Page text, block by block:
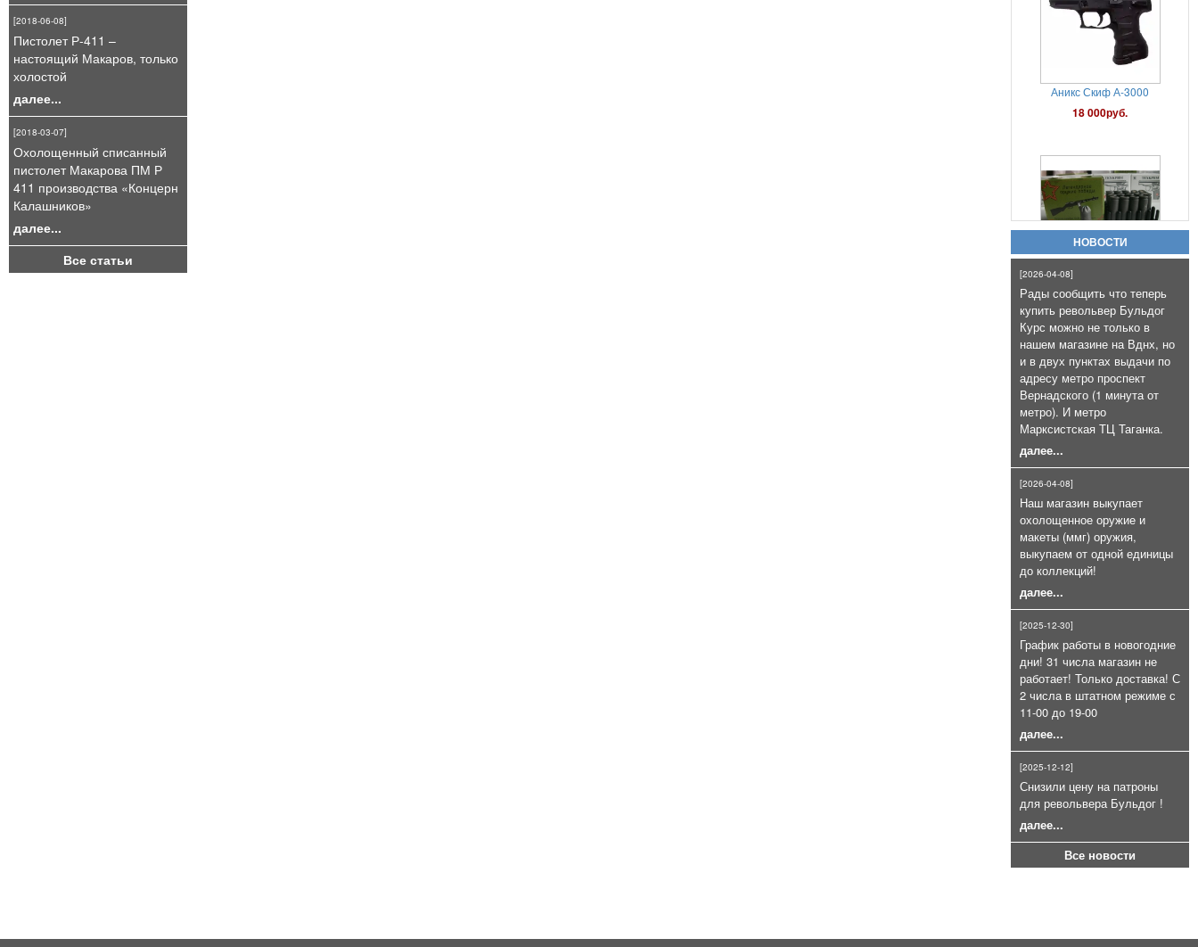
[2018-06-08]
Пистолет Р-411 –
настоящий Макаров, только
холостой
далее...
[2018-03-07]
Охолощенный списанный
пистолет Макарова ПМ Р
411 производства «Концерн
Калашников»
далее...
Все статьи
Патроны холостые калибра
10х31 для ППШ-СХ, ППС схп и т.п
коробка 20шт
800руб.
Пневматический пистолет
Gletcher Parabellum с блоубэком
25 000руб.
Патроны сигнальные Hilti
Коричневые к LOM-S и Сталкеру
(100 шт)
Газовый баллончик Black OS+CS
75мл очень эффективный
для СПШ ракетницы (26, 5 мм.)
НОВОСТИ
[2026-04-08]
Рады сообщить что теперь
купить револьвер Бульдог
Курс можно не только в
нашем магазине на Вднх, но
и в двух пунктах выдачи по
адресу метро проспект
Вернадского (1 минута от
метро). И метро
Марксистская ТЦ Таганка.
далее...
[2026-04-08]
Наш магазин выкупает
охолощенное оружие и
макеты (ммг) оружия,
выкупаем от одной единицы
до коллекций!
далее...
[2025-12-30]
График работы в новогодние
дни! 31 числа магазин не
работает! Только доставка! С
2 числа в штатном режиме с
11-00 до 19-00
далее...
[2025-12-12]
Снизили цену на патроны
для револьвера Бульдог !
далее...
Все новости